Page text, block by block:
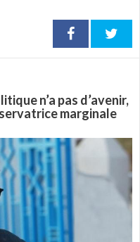
n’a pas d’avenir,
marginale